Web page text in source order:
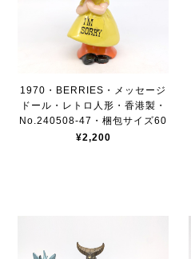
1970・BERRIES・メッセージ
ドール・レトロ人形・香港製・
No.240508-47・梱包サイズ60
¥2,200